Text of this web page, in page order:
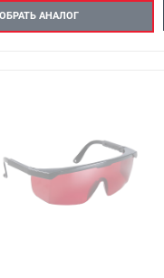
АНАЛОГ